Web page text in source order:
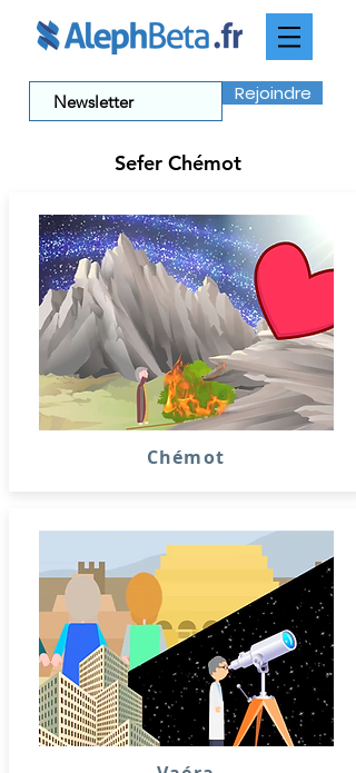
Rejoindre
Chémot
Sefer Chémot